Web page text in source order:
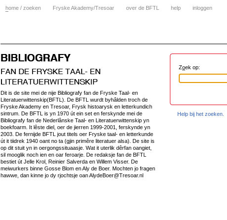
home / zoeken Fryske Akademy/Tresoar over de BFTL help inloggen
Dit is de site mei de nije Bibliografy fan de Fryske Taal- en
Literatuerwittenskip(BFTL). De BFTL wurdt byhâlden troch de
Fryske Akademy en Tresoar, Frysk histoarysk en letterkundich
sintrum. De BFTL is yn 1970 út ein set en ferskynde mei de
Bibliografy fan de Nederlânske Taal- en Literatuerwittenskip yn
boekfoarm. It lêste diel, oer de jierren 1999-2001, ferskynde yn
2003. De fernijde BFTL jout titels oer Fryske taal- en letterkunde
út it tiidrek 1940 oant no ta (gjin primêre literatuer alsa). De site is
op dit stuit yn in oergongssituaasje. Wat it uterlik dêrfan oangiet,
sil mooglik noch ien en oar feroarje. De redaksje fan de BFTL
bestiet út Jelle Krol, Reinier Salverda en Willem Visser. De
meiwurkers binne Gosse Blom en Aly de Boer. Mochten jo fragen
hawwe, dan kinne jo dy rjochtsje oan AlydeBoer@Tresoar.nl
Zoek op:
Help bij het zoeken.